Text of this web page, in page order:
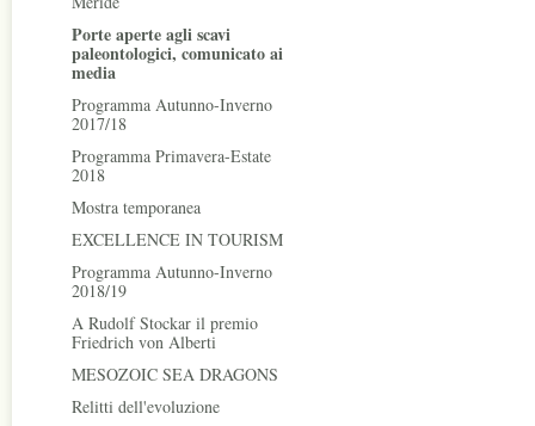
Porte aperte agli scavi
paleontologici, comunicato ai
media
Programma Autunno-Inverno
2017/18
Programma Primavera-Estate
2018
Mostra temporanea
EXCELLENCE IN TOURISM
Programma Autunno-Inverno
2018/19
A Rudolf Stockar il premio
Friedrich von Alberti
MESOZOIC SEA DRAGONS
Relitti dell'evoluzione